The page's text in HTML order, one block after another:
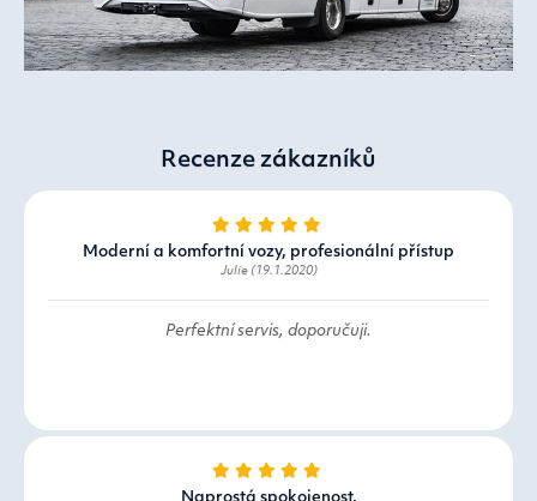
Recenze zákazníků
Moderní a komfortní vozy, profesionální přístup
Julie (19.1.2020)
Perfektní servis, doporučuji.
Naprostá spokojenost.